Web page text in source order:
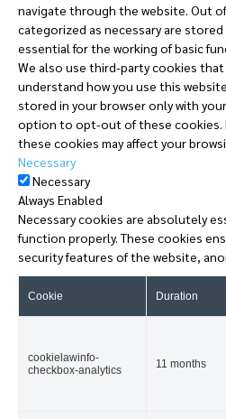
navigate through the website. Out
categorized as necessary are
essential for the working of basic
We also use third-party cookies that
understand how you use this
stored in your browser only with
option to opt-out of these cookies.
these cookies may affect your
Necessary
Necessary
Always Enabled
Necessary cookies are absolutely
function properly. These cookies
security features of the website,
Cookie Duration
cookielawinfo-
checkbox-analytics
11 months